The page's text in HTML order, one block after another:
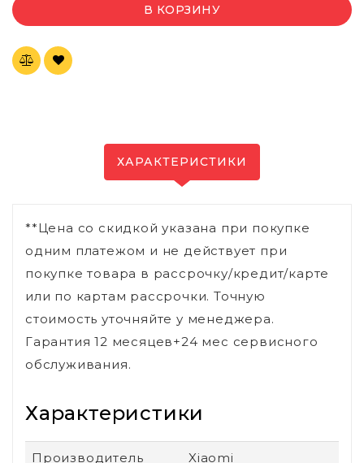
В КОРЗИНУ
ХАРАКТЕРИСТИКИ
**Цена со скидкой указана при покупке
одним платежом и не действует при
покупке товара в рассрочку/кредит/карте
или по картам рассрочки. Точную
стоимость уточняйте у менеджера.
Гарантия 12 месяцев+24 мес сервисного
обслуживания.
Характеристики
Производитель Xiaomi